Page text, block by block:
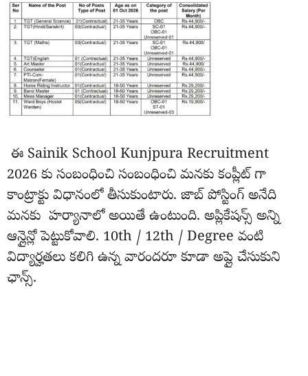
ఈ Sainik School Kunjpura Recruitment
2026 కు సంబంధించి సంబంధించి మనకు కంప్లీట్ గా
కాంట్రాక్టు విధానంలో తీసుకుంటారు. జాబ్ పోస్టింగ్ అనేది
మనకు హర్యానాలో అయితే ఉంటుంది. అప్లికేషన్స్ అన్ని
ఆన్లైన్లో పెట్టుకోవాలి. 10th / 12th / Degree వంటి
విద్యార్హతలు కలిగి ఉన్న వారందరూ కూడా అప్లై చేసుకుని
ఛాన్స్.